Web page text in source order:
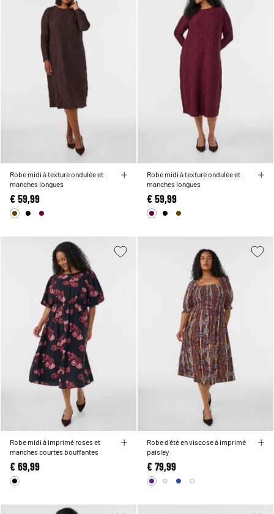
Robe midi à texture ondulée et
manches longues
€ 59,99
Robe midi à texture ondulée et
manches longues
€ 59,99
Robe midi à imprimé roses et
manches courtes bouffantes
€ 69,99
Robe d'été en viscose à imprimé
paisley
€ 79,99